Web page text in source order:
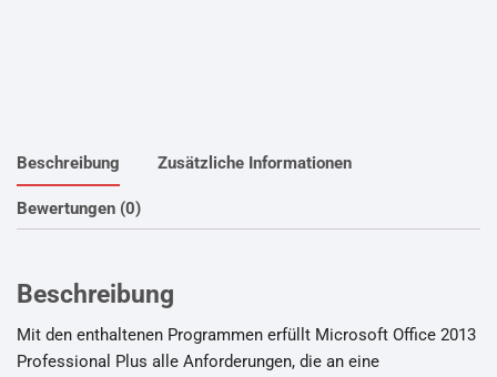
Beschreibung Zusätzliche Informationen
Bewertungen (0)
Beschreibung
Mit den enthaltenen Programmen erfüllt Microsoft Office 2013
Professional Plus alle Anforderungen, die an eine